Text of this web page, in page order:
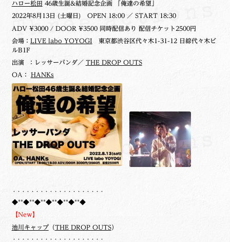
ハロー松田 46歳生誕&結婚記念企画 「俺達の希望」
2022年8月13日 (土曜日) OPEN 18:00 ／ START 18:30
ADV ¥3000 / DOOR ¥3500 同時配信あり 配信チケット2500円
会場： LIVE labo YOYOGI 東京都渋谷区代々木1-31-12 日綜代々木ビ
ルB1F
出演 ：レッサーパンダ／ THE DROP OUTS
OA： HANKs
・・・・・・・・・・・・・・・・・・・・
◆**◆**◆**◆**◆**◆**◆
【New】
池川キャップ（THE DROP OUTS）
・・・・・・・・・・・・・・・・・・・・